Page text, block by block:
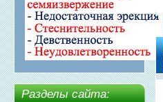
Разделы сайта: